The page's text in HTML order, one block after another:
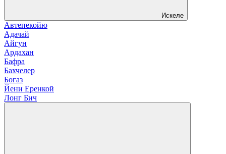
Искеле
Автепекойю
Адачай
Айгун
Ардахан
Бафра
Бахчелер
Богаз
Йени Еренкой
Лонг Бич